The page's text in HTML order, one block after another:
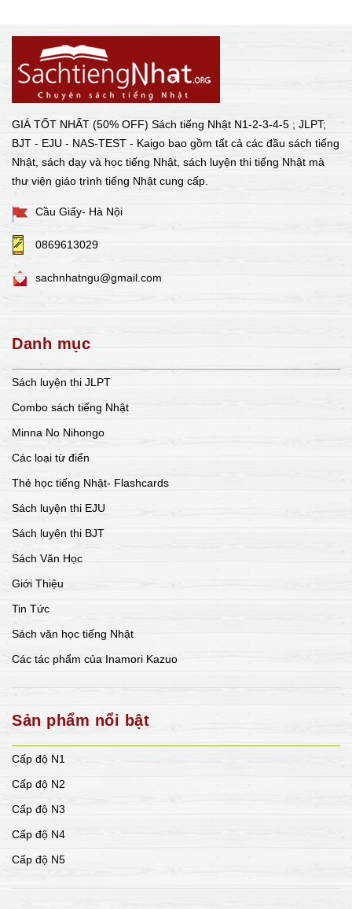
GIÁ TỐT NHẤT (50% OFF) Sách tiếng Nhật N1-2-3-4-5 ; JLPT;
BJT - EJU - NAS-TEST - Kaigo bao gồm tất cả các đầu sách tiếng
Nhật, sách dạy và học tiếng Nhật, sách luyện thi tiếng Nhật mà
thư viện giáo trình tiếng Nhật cung cấp.
Cầu Giấy- Hà Nội
0869613029
sachnhatngu@gmail.com
Danh mục
Sách luyện thi JLPT
Combo sách tiếng Nhật
Minna No Nihongo
Các loại từ điển
Thẻ học tiếng Nhật- Flashcards
Sách luyện thi EJU
Sách luyện thi BJT
Sách Văn Học
Giới Thiệu
Tin Tức
Sách văn học tiếng Nhật
Các tác phẩm của Inamori Kazuo
Sản phẩm nổi bật
Cấp độ N1
Cấp độ N2
Cấp độ N3
Cấp độ N4
Cấp độ N5